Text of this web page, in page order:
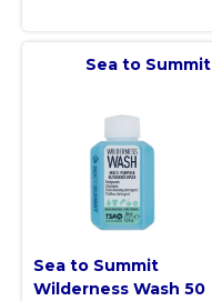
Sea to Summit
Sea to Summit
Wilderness Wash 50